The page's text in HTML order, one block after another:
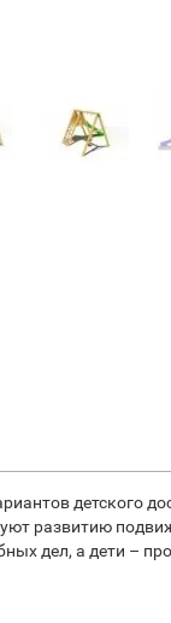
детского
развитию
дел, а дети –